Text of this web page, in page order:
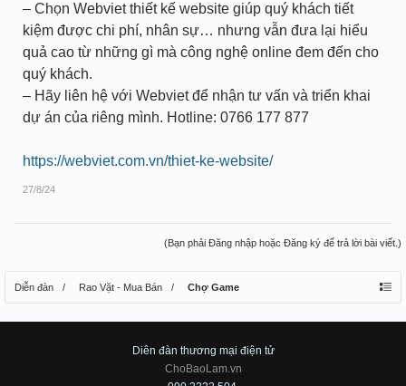
– Chọn Webviet thiết kế website giúp quý khách tiết
kiệm được chi phí, nhân sự… nhưng vẫn đưa lại hiểu
quả cao từ những gì mà công nghệ online đem đến cho
quý khách.
– Hãy liên hệ với Webviet để nhận tư vấn và triển khai
dự án của riêng mình. Hotline: 0766 177 877
https://webviet.com.vn/thiet-ke-website/
27/8/24
(Bạn phải Đăng nhập hoặc Đăng ký để trả lời bài viết.)
Diễn đàn Rao Vặt - Mua Bán Chợ Game
Diên đàn thương mại điện tử
ChoBaoLam.vn